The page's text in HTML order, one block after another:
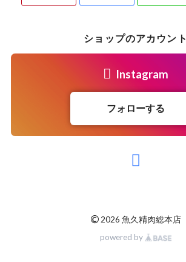
ショップのアカウント
Instagram
フォローする
© 2026 魚久精肉総本店
powered by